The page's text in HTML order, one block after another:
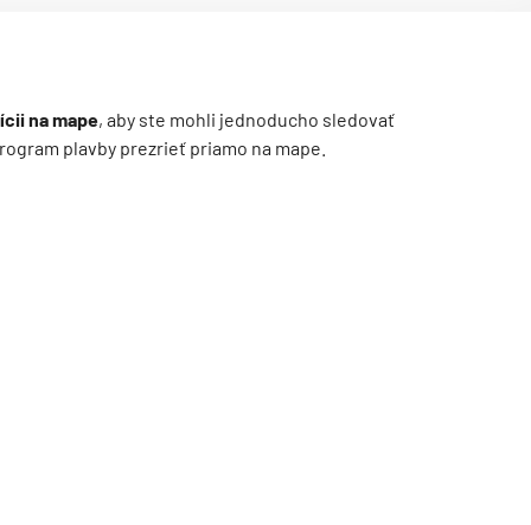
na mape, aby ste mohli jednoducho sledovať
plavby prezrieť priamo na mape.